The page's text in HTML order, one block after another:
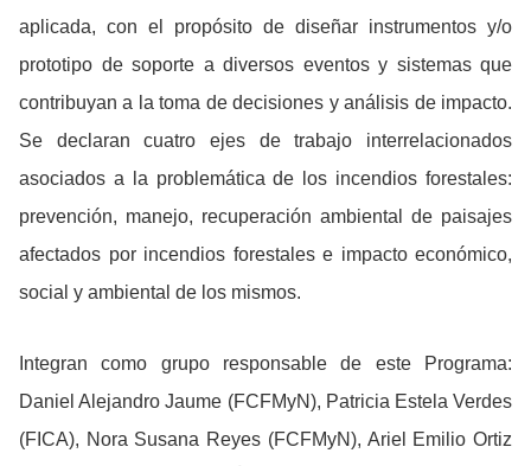
aplicada, con el propósito de diseñar instrumentos y/o
prototipo de soporte a diversos eventos y sistemas que
contribuyan a la toma de decisiones y análisis de impacto.
Se declaran cuatro ejes de trabajo interrelacionados
asociados a la problemática de los incendios forestales:
prevención, manejo, recuperación ambiental de paisajes
afectados por incendios forestales e impacto económico,
social y ambiental de los mismos.
Integran como grupo responsable de este Programa:
Daniel Alejandro Jaume (FCFMyN), Patricia Estela Verdes
(FICA), Nora Susana Reyes (FCFMyN), Ariel Emilio Ortiz